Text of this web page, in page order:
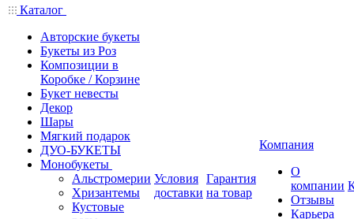
Каталог
Авторские букеты
Букеты из Роз
Композиции в
Коробке / Корзине
Букет невесты
Декор
Шары
Мягкий подарок
ДУО-БУКЕТЫ
Монобукеты
Альстромерии
Хризантемы
Кустовые
Условия
доставки
Гарантия
на товар
Компания
О
компании
Отзывы
Карьера